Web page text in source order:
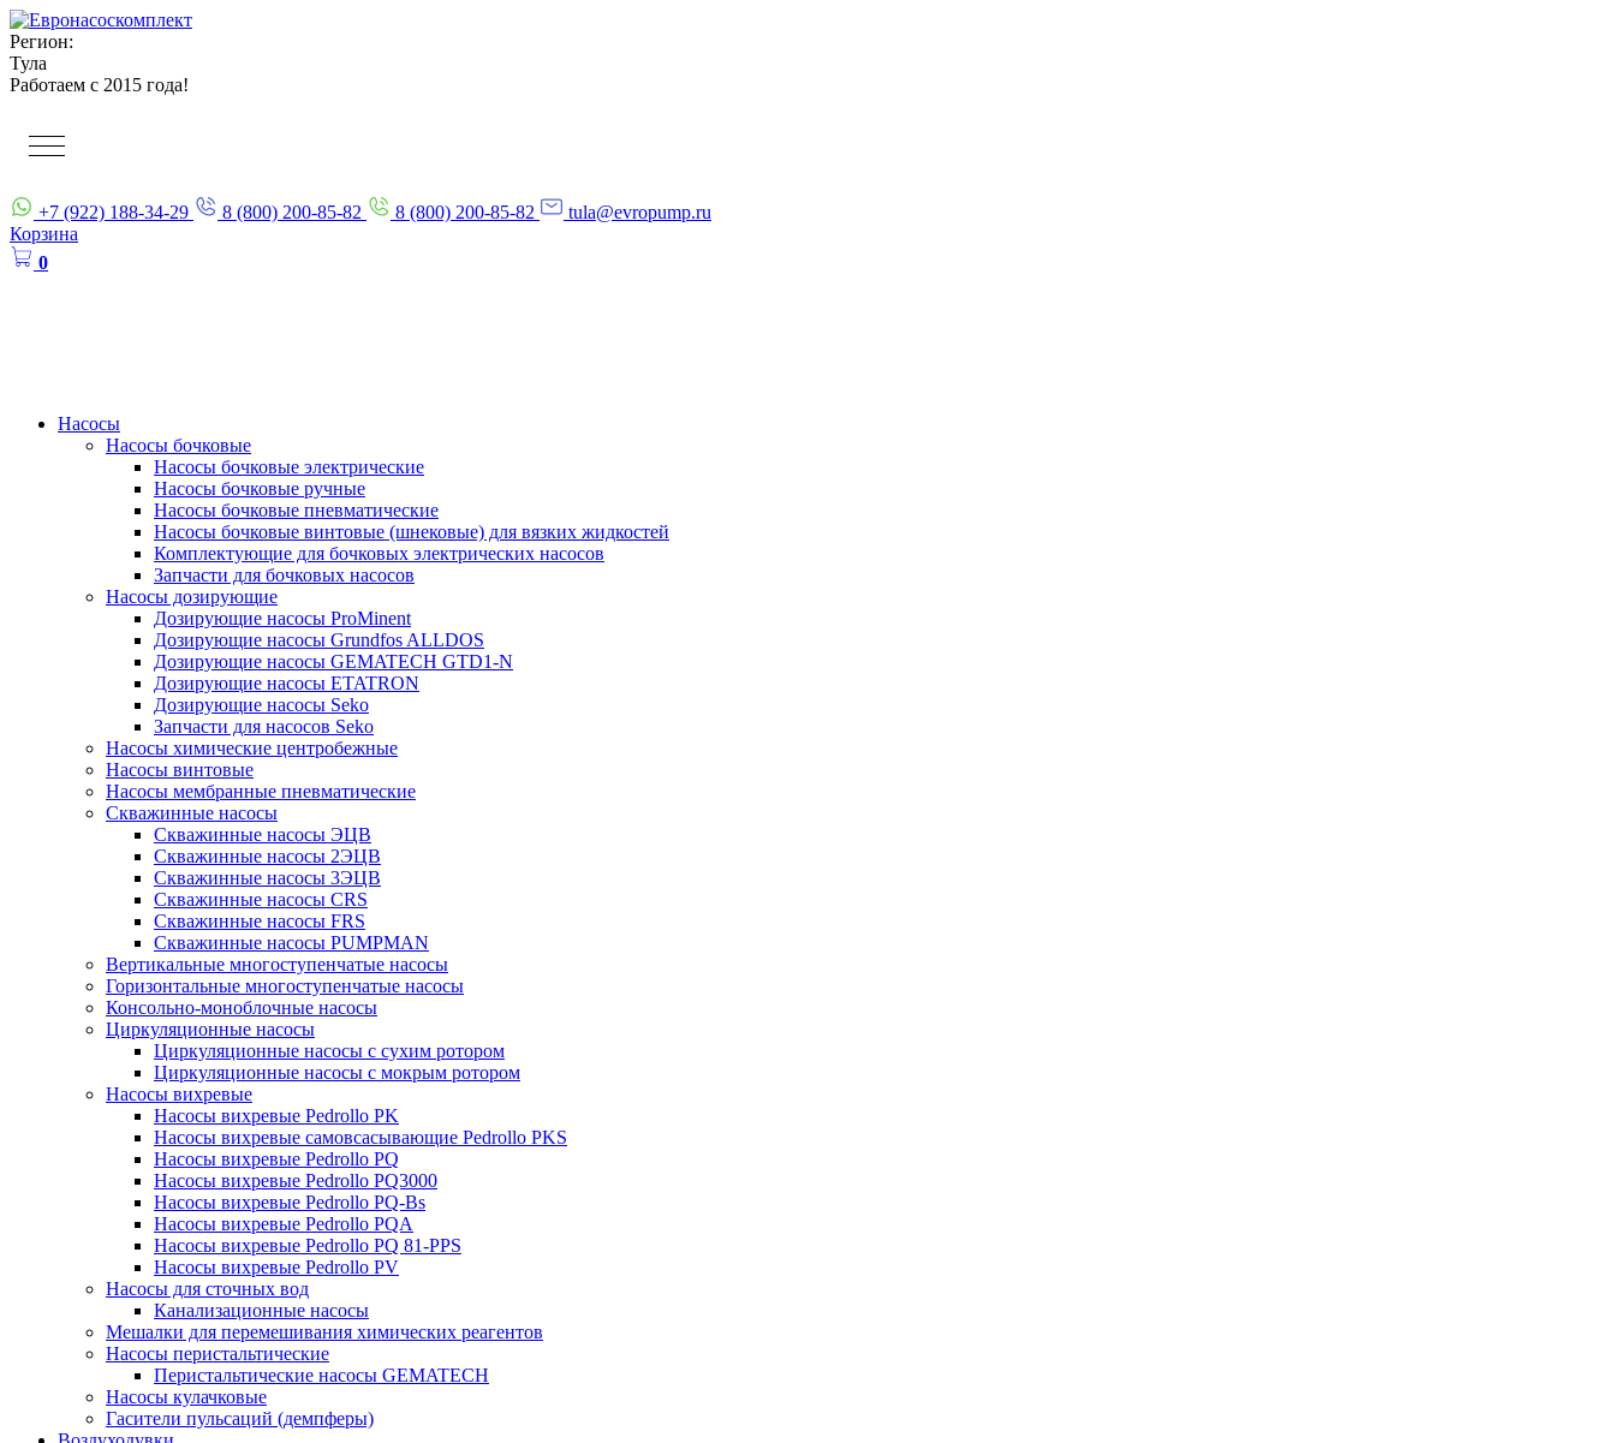
Регион:
Тула
Работаем с 2015 года!
+7 (922) 188-34-29 8 (800) 200-85-82 8 (800) 200-85-82
tula@evropump.ru
Корзина
0
Насосы
Насосы бочковые
Насосы бочковые электрические
Насосы бочковые ручные
Насосы бочковые пневматические
Насосы бочковые винтовые (шнековые) для вязких жидкостей
Комплектующие для бочковых электрических насосов
Запчасти для бочковых насосов
Насосы дозирующие
Дозирующие насосы ProMinent
Дозирующие насосы Grundfos ALLDOS
Дозирующие насосы GEMATECH GTD1-N
Дозирующие насосы ETATRON
Дозирующие насосы Seko
Запчасти для насосов Seko
Насосы химические центробежные
Насосы винтовые
Насосы мембранные пневматические
Скважинные насосы
Скважинные насосы ЭЦВ
Скважинные насосы 2ЭЦВ
Скважинные насосы 3ЭЦВ
Скважинные насосы CRS
Скважинные насосы FRS
Скважинные насосы PUMPMAN
Вертикальные многоступенчатые насосы
Горизонтальные многоступенчатые насосы
Консольно-моноблочные насосы
Циркуляционные насосы
Циркуляционные насосы с сухим ротором
Циркуляционные насосы с мокрым ротором
Насосы вихревые
Насосы вихревые Pedrollo PK
Насосы вихревые самовсасывающие Pedrollo PKS
Насосы вихревые Pedrollo PQ
Насосы вихревые Pedrollo PQ3000
Насосы вихревые Pedrollo PQ-Bs
Насосы вихревые Pedrollo PQA
Насосы вихревые Pedrollo PQ 81-PPS
Насосы вихревые Pedrollo PV
Насосы для сточных вод
Канализационные насосы
Мешалки для перемешивания химических реагентов
Насосы перистальтические
Перистальтические насосы GEMATECH
Насосы кулачковые
Гасители пульсаций (демпферы)